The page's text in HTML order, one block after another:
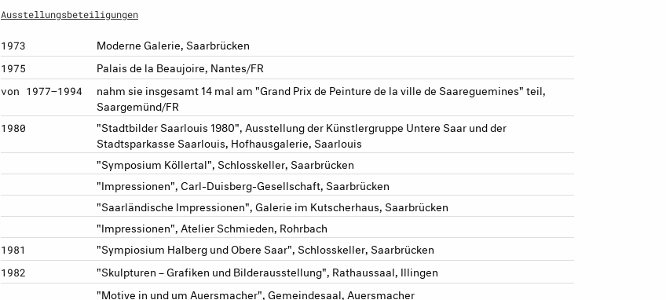
Ausstellungsbeteiligungen
1973 Moderne Galerie, Saarbrücken
1975 Palais de la Beaujoire, Nantes/FR
von 1977–1994
nahm sie insgesamt 14 mal am "Grand Prix de Peinture de la ville de Saareguemines" teil,
Saargemünd/FR
1980
"Stadtbilder Saarlouis 1980", Ausstellung der Künstlergruppe Untere Saar und der
Stadtsparkasse Saarlouis, Hofhausgalerie, Saarlouis
"Symposium Köllertal", Schlosskeller, Saarbrücken
"Impressionen", Carl-Duisberg-Gesellschaft, Saarbrücken
"Saarländische Impressionen", Galerie im Kutscherhaus, Saarbrücken
"Impressionen", Atelier Schmieden, Rohrbach
1981 "Sympiosium Halberg und Obere Saar", Schlosskeller, Saarbrücken
1982
"Skulpturen – Grafiken und Bilderausstellung", Rathaussaal, Illingen
"Motive in und um Auersmacher", Gemeindesaal, Auersmacher